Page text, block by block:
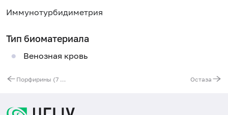
Иммунотурбидиметрия
Тип биоматериала
Венозная кровь
Порфирины (7 показателей) в моче Остаза